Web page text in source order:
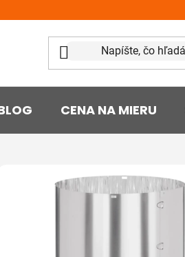
CENA NA MIERU